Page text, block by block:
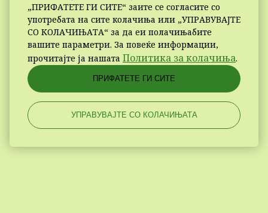
„ПРИФАТЕТЕ ГИ СИТЕ“ заите се согласите со
употребата на сите колачиња или „УПРАВУВАЈТЕ
СО КОЛАЧИЊАТА“ за да еи полачињабите
вашите параметри. За повеќе информации,
прочитајте ја нашата Политика за колачиња.
ПРИФАТЕТЕ ГИ СИТЕ
УПРАВУВАЈТЕ СО КОЛАЧИЊАТА